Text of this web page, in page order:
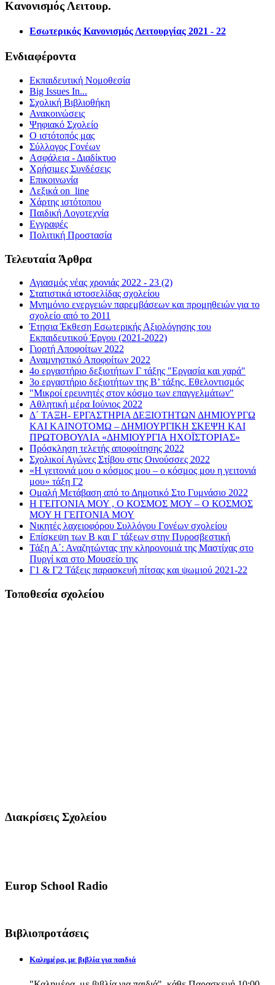
Κανονισμός Λειτουρ.
Εσωτερικός Κανονισμός Λειτουργίας 2021 - 22
Ενδιαφέροντα
Εκπαιδευτική Νομοθεσία
Big Issues In...
Σχολική Βιβλιοθήκη
Ανακοινώσεις
Ψηφιακό Σχολείο
Ο ιστότοπός μας
Σύλλογος Γονέων
Ασφάλεια - Διαδίκτυο
Χρήσιμες Συνδέσεις
Επικοινωνία
Λεξικά on_line
Χάρτης ιστότοπου
Παιδική Λογοτεχνία
Εγγραφές
Πολιτική Προστασία
Τελευταία Άρθρα
Αγιασμός νέας χρονιάς 2022 - 23 (2)
Στατιστικά ιστοσελίδας σχολείου
Μνημόνιο ενεργειών παρεμβάσεων και προμηθειών για το
σχολείο από το 2011
Έτησια Έκθεση Εσωτερικής Αξιολόγησης του
Εκπαιδευτικού Έργου (2021-2022)
Γιορτή Αποφοίτων 2022
Αναμνηστικό Αποφοίτων 2022
4ο εργαστήριο δεξιοτήτων Γ τάξης "Εργασία και χαρά"
3ο εργαστήριο δεξιοτήτων της Β’ τάξης. Εθελοντισμός
"Μικροί ερευνητές στον κόσμο των επαγγελμάτων"
Αθλητική μέρα Ιούνιος 2022
Δ΄ ΤΑΞΗ- ΕΡΓΑΣΤΗΡΙΑ ΔΕΞΙΟΤΗΤΩΝ ΔΗΜΙΟΥΡΓΩ
ΚΑΙ ΚΑΙΝΟΤΟΜΩ – ΔΗΜΙΟΥΡΓΙΚΗ ΣΚΕΨΗ ΚΑΙ
ΠΡΩΤΟΒΟΥΛΙΑ «ΔΗΜΙΟΥΡΓΙΑ ΗΧΟΪΣΤΟΡΙΑΣ»
Πρόσκληση τελετής αποφοίτησης 2022
Σχολικοί Αγώνες Στίβου στις Οινούσσες 2022
«Η γειτονιά μου ο κόσμος μου – ο κόσμος μου η γειτονιά
μου» τάξη Γ2
Ομαλή Μετάβαση από το Δημοτικό Στο Γυμνάσιο 2022
Η ΓΕΙΤΟΝΙΑ ΜΟΥ , Ο ΚΟΣΜΟΣ ΜΟΥ – Ο ΚΟΣΜΟΣ
ΜΟΥ Η ΓΕΙΤΟΝΙΑ ΜΟΥ
Νικητές λαχειοφόρου Συλλόγου Γονέων σχολείου
Επίσκεψη των Β και Γ τάξεων στην Πυροσβεστική
Τάξη Α΄: Αναζητώντας την κληρονομιά της Μαστίχας στο
Πυργί και στο Μουσείο της
Γ1 & Γ2 Τάξεις παρασκευή πίτσας και ψωμιού 2021-22
Τοποθεσία σχολείου
Διακρίσεις Σχολείου
Europ School Radio
Βιβλιοπροτάσεις
Καλημέρα, με βιβλία για παιδιά